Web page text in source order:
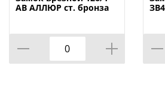
Минимальная фасовка: 1
Размер изделия: 137,5х146х30
Материал ключей: Латунь
Вылет ригеля: 40 мм
АВ АЛЛЮР ст. бронза